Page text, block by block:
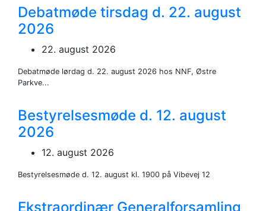
Debatmøde tirsdag d. 22. august
2026
22. august 2026
Debatmøde lørdag d. 22. august 2026 hos NNF, Østre
Parkve...
Bestyrelsesmøde d. 12. august
2026
12. august 2026
Bestyrelsesmøde d. 12. august kl. 1900 på Vibevej 12
Ekstraordinær Generalforsamling